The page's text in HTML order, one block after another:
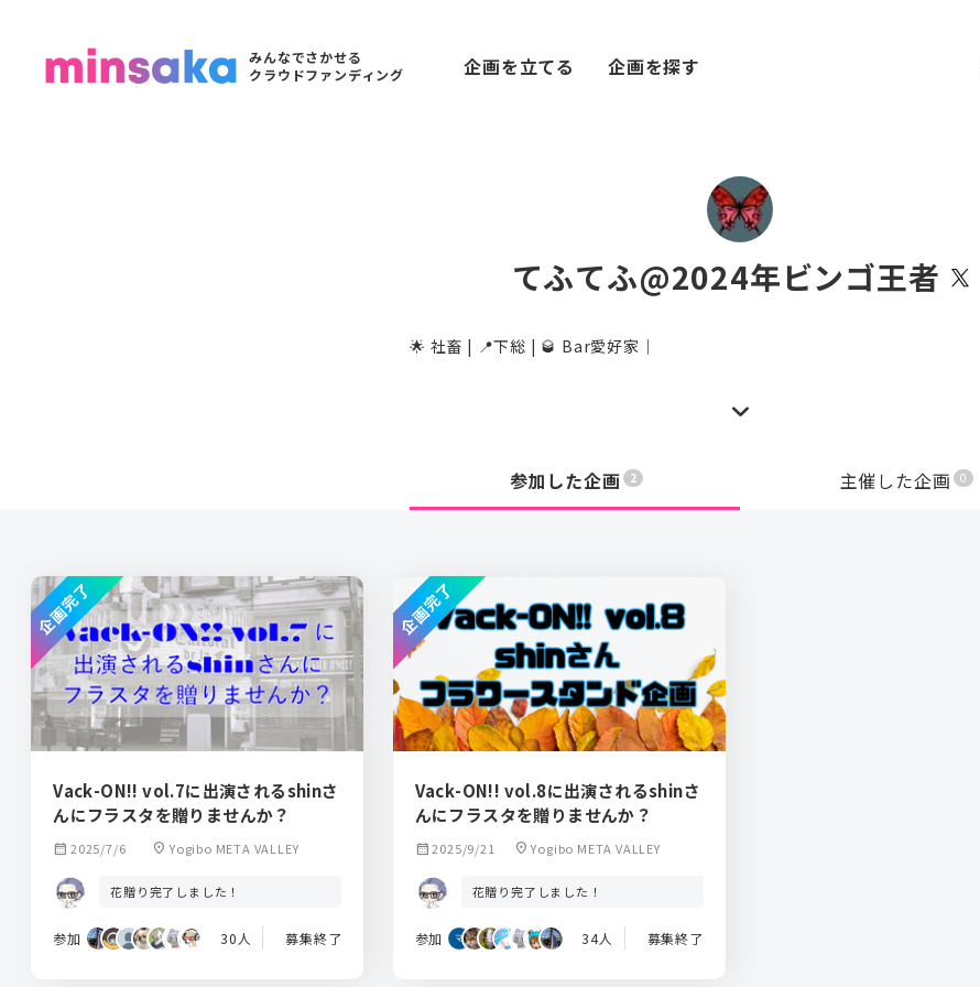
みんなでさかせる
クラウドファンディング
企画を立てる 企画を探す
てふてふ@2024年ビンゴ王者
🌟 社畜 | 📍下総 | 🥃 Bar愛好家｜
参加した企画 2 主催した企画 0
Vack-ON!! vol.7に出演されるshinさ
んにフラスタを贈りませんか？
calendar_month 2025/7/6 location_on Yogibo META VALLEY
花贈り完了しました！
参加 30人 募集終了
企画完了
Vack-ON!! vol.8に出演されるshinさ
んにフラスタを贈りませんか？
calendar_month2025/9/21 location_onYogibo META VALLEY
花贈り完了しました！
参加 34人 募集終了
企画完了